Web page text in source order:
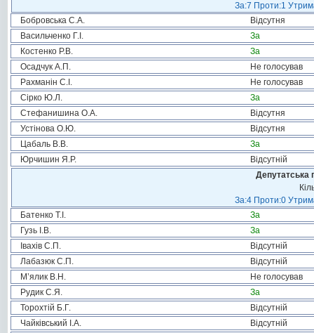
За:7 Проти:1
Бобровська С.А.
Відсутня
Васильченко Г.І.
За
Костенко Р.В.
За
Осадчук А.П.
Не голосував
Рахманін С.І.
Не голосував
Сірко Ю.Л.
За
Стефанишина О.А.
Відсутня
Устінова О.Ю.
Відсутня
Цабаль В.В.
За
Юрчишин Я.Р.
Відсутній
Депутатська
За:4 Проти:0
Батенко Т.І.
За
Гузь І.В.
За
Івахів С.П.
Відсутній
Лабазюк С.П.
Відсутній
М’ялик В.Н.
Не голосував
Рудик С.Я.
За
Торохтій Б.Г.
Відсутній
Чайківський І.А.
Відсутній